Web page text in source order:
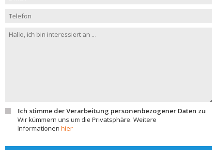
Ich stimme der Verarbeitung personenbezogener Daten zu
Wir kümmern uns um die Privatsphäre. Weitere
Informationen hier